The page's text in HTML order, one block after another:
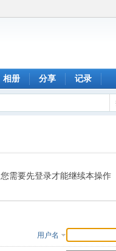
相册 分享 记录
您需要先登录才能继续本操作
用户名